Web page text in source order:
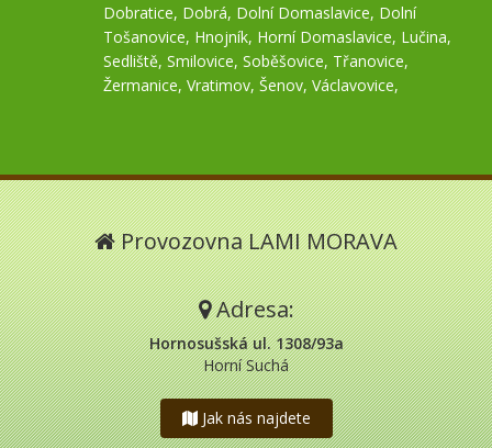
Dobratice, Dobrá, Dolní Domaslavice, Dolní
Tošanovice, Hnojník, Horní Domaslavice, Lučina,
Sedliště, Smilovice, Soběšovice, Třanovice,
Žermanice, Vratimov, Šenov, Václavovice,
Provozovna LAMI MORAVA
Adresa:
Hornosušská ul. 1308/93a
Horní Suchá
Jak nás najdete